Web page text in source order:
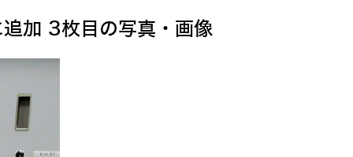
加 3枚目の写真・画像